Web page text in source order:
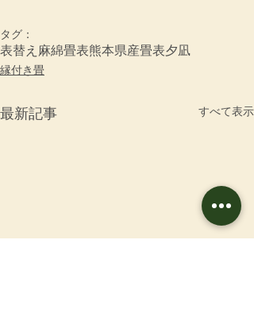
タグ：
表替え麻綿畳表熊本県産畳表夕凪
縁付き畳
最新記事 すべて表示